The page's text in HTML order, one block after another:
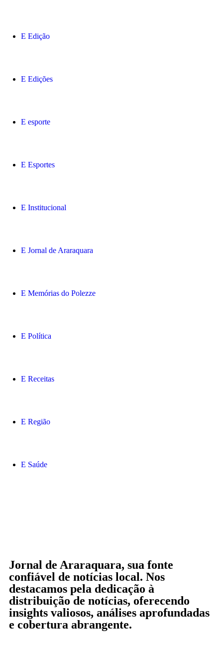
Edição
Edições
esporte
Esportes
Institucional
Jornal de Araraquara
Memórias do Polezze
Política
Receitas
Região
Saúde
Jornal de Araraquara, sua fonte
confiável de notícias local. Nos
destacamos pela dedicação à
distribuição de notícias, oferecendo
insights valiosos, análises aprofundadas
e cobertura abrangente.